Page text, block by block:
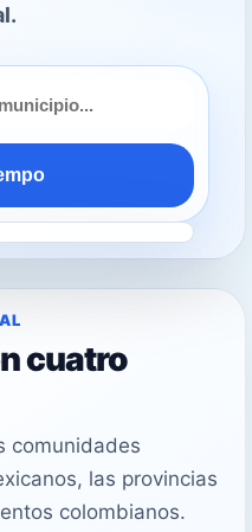
cuatro
comunidades
las provincias
colombianos.